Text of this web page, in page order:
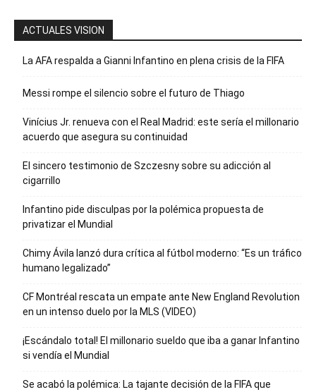
ACTUALES VISION
La AFA respalda a Gianni Infantino en plena crisis de la FIFA
Messi rompe el silencio sobre el futuro de Thiago
Vinícius Jr. renueva con el Real Madrid: este sería el millonario
acuerdo que asegura su continuidad
El sincero testimonio de Szczesny sobre su adicción al
cigarrillo
Infantino pide disculpas por la polémica propuesta de
privatizar el Mundial
Chimy Ávila lanzó dura crítica al fútbol moderno: “Es un tráfico
humano legalizado”
CF Montréal rescata un empate ante New England Revolution
en un intenso duelo por la MLS (VIDEO)
¡Escándalo total! El millonario sueldo que iba a ganar Infantino
si vendía el Mundial
Se acabó la polémica: La tajante decisión de la FIFA que